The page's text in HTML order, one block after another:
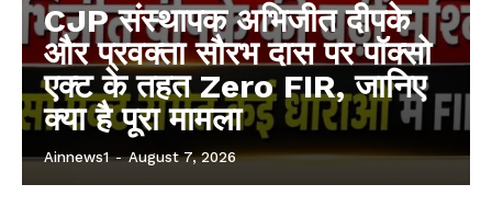
CJP संस्थापक अभिजीत दीपके
और प्रवक्ता सौरभ दास पर पॉक्सो
एक्ट के तहत Zero FIR, जानिए
क्या है पूरा मामला
Ainnews1 - August 7, 2026